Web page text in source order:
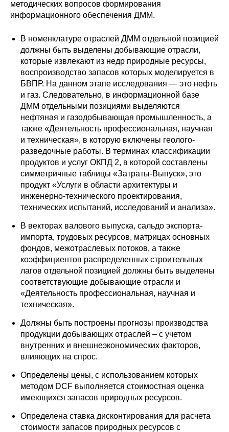
методических вопросов формирования
информационного обеспечения ДММ.
В номенклатуре отраслей ДММ отдельной позицией
должны быть выделены добывающие отрасли,
которые извлекают из недр природные ресурсы,
воспроизводство запасов которых моделируется в
БВПР. На данном этапе исследования — это нефть
и газ. Следовательно, в информационной базе
ДММ отдельными позициями выделяются
нефтяная и газодобывающая промышленность, а
также «Деятельность профессиональная, научная
и техническая», в которую включены геолого-
разведочные работы. В терминах классификации
продуктов и услуг ОКПД 2, в которой составлены
симметричные таблицы «Затраты-Выпуск», это
продукт «Услуги в области архитектуры и
инженерно-технического проектирования,
технических испытаний, исследований и анализа».
В векторах валового выпуска, сальдо экспорта-
импорта, трудовых ресурсов, матрицах основных
фондов, межотраслевых потоков, а также
коэффициентов распределенных строительных
лагов отдельной позицией должны быть выделены
соответствующие добывающие отрасли и
«Деятельность профессиональная, научная и
техническая».
Должны быть построены прогнозы производства
продукции добывающих отраслей – с учетом
внутренних и внешнеэкономических факторов,
влияющих на спрос.
Определены цены, с использованием которых
методом DCF выполняется стоимостная оценка
имеющихся запасов природных ресурсов.
Определена ставка дисконтирования для расчета
стоимости запасов природных ресурсов с